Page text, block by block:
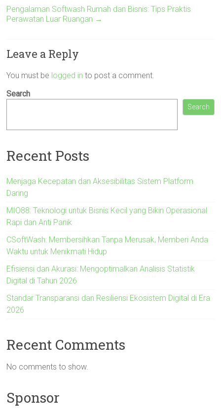
Pengalaman Softwash Rumah dan Bisnis: Tips Praktis
Perawatan Luar Ruangan →
Leave a Reply
You must be logged in to post a comment.
Search
Search
Recent Posts
Menjaga Kecepatan dan Aksesibilitas Sistem Platform
Daring
MIO88: Teknologi untuk Bisnis Kecil yang Bikin Operasional
Rapi dan Anti Panik
CSoftWash: Membersihkan Tanpa Merusak, Memberi Anda
Waktu untuk Menikmati Hidup
Efisiensi dan Akurasi: Mengoptimalkan Analisis Statistik
Digital di Tahun 2026
Standar Transparansi dan Resiliensi Ekosistem Digital di Era
2026
Recent Comments
No comments to show.
Sponsor